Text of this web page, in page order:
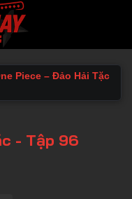
Piece – Đảo Hải Tặc
- Tập 96